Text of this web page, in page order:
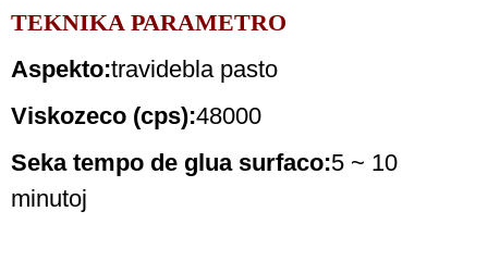
TEKNIKA PARAMETRO
Aspekto:travidebla pasto
Viskozeco (cps):48000
Seka tempo de glua surfaco:5 ~ 10
minutoj